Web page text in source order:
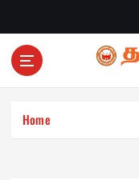
Home